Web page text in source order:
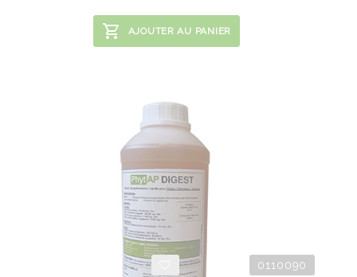
AJOUTER AU PANIER
0110090